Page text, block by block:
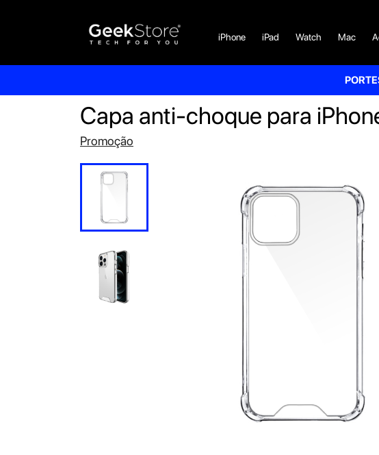
iPhone iPad Watch Mac
Capa anti-choque para
Promoção